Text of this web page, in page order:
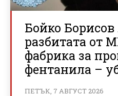
Бойко Борисов
разбитата от
фабрика за
фентанила –
ПЕТЪК, 7 АВГУСТ 2026